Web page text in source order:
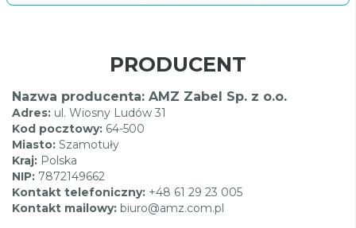
PRODUCENT
Nazwa producenta: AMZ Zabel Sp. z o.o.
Adres: ul. Wiosny Ludów 31
Kod pocztowy: 64-500
Miasto: Szamotuły
Kraj: Polska
NIP: 7872149662
Kontakt telefoniczny: +48 61 29 23 005
Kontakt mailowy: biuro@amz.com.pl